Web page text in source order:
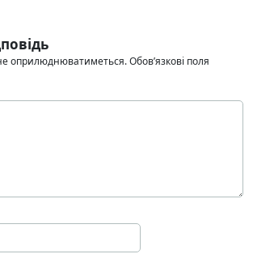
оприлюднюватиметься.Обов’язкові поля